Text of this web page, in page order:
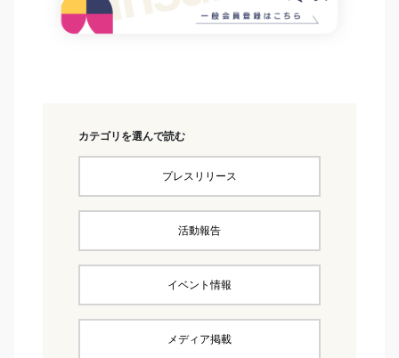
カテゴリを選んで読む
プレスリリース
活動報告
イベント情報
メディア掲載